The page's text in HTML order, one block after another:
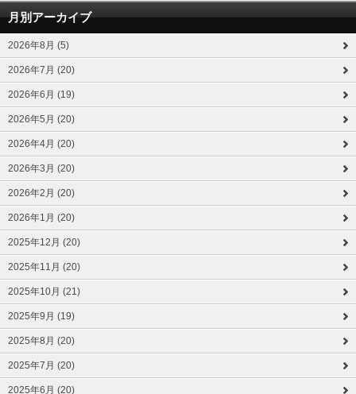
月別アーカイブ
2026年8月 (5)
2026年7月 (20)
2026年6月 (19)
2026年5月 (20)
2026年4月 (20)
2026年3月 (20)
2026年2月 (20)
2026年1月 (20)
2025年12月 (20)
2025年11月 (20)
2025年10月 (21)
2025年9月 (19)
2025年8月 (20)
2025年7月 (20)
2025年6月 (20)